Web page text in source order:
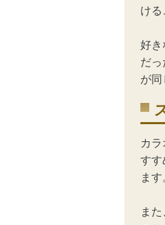
ける
好き
だ
が同
カ
すす
ます
ま